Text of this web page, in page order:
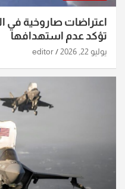
اعتراضات صاروخية في
تؤكد عدم استهدافها
يوليو 22, 2026 editor